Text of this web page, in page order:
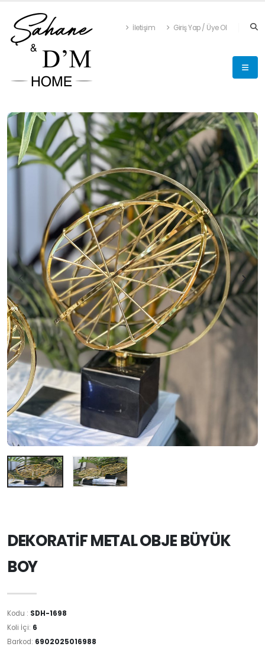
İletişim Giriş Yap / Üye Ol
DEKORATİF METAL OBJE BÜYÜK
BOY
Kodu : SDH-1698
Koli İçi: 6
Barkod: 6902025016988